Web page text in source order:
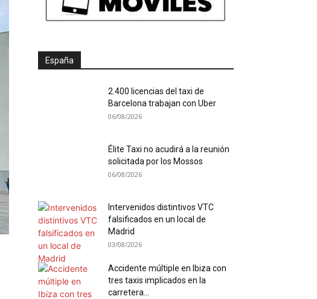
España
2.400 licencias del taxi de
Barcelona trabajan con Uber
06/08/2026
Élite Taxi no acudirá a la reunión
solicitada por los Mossos
06/08/2026
Intervenidos distintivos VTC
falsificados en un local de
Madrid
03/08/2026
Accidente múltiple en Ibiza con
tres taxis implicados en la
carretera...